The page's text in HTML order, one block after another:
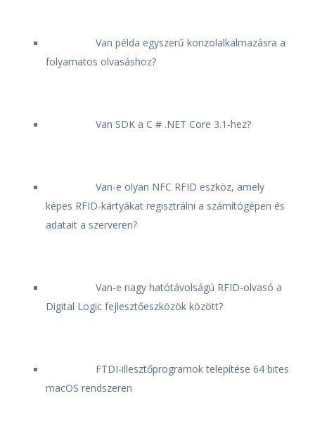
Van példa egyszerű konzolalkalmazásra a
folyamatos olvasáshoz?
Van SDK a C # .NET Core 3.1-hez?
Van-e olyan NFC RFID eszköz, amely
képes RFID-kártyákat regisztrálni a számítógépen és
adatait a szerveren?
Van-e nagy hatótávolságú RFID-olvasó a
Digital Logic fejlesztőeszközök között?
FTDI-illesztőprogramok telepítése 64 bites
macOS rendszeren